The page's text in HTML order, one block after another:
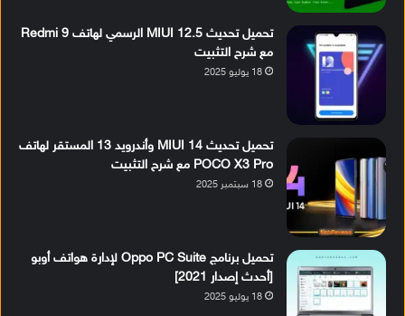
تحميل تحديث MIUI 12.5 الرسمي لهاتف Redmi 9
مع شرح التثبيت
18 يوليو 2025
تحميل تحديث MIUI 14 وأندرويد 13 المستقر لهاتف
POCO X3 Pro مع شرح التثبيت
18 سبتمبر 2025
تحميل برنامج Oppo PC Suite لإدارة هواتف أوبو
[أحدث إصدار 2021]
18 يوليو 2025